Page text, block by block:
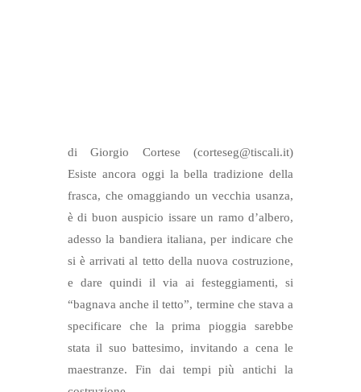
di Giorgio Cortese (corteseg@tiscali.it)
Esiste ancora oggi la bella tradizione della
frasca, che omaggiando un vecchia usanza,
è di buon auspicio issare un ramo d’albero,
adesso la bandiera italiana, per indicare che
si è arrivati al tetto della nuova costruzione,
e dare quindi il via ai festeggiamenti, si
“bagnava anche il tetto”, termine che stava a
specificare che la prima pioggia sarebbe
stata il suo battesimo, invitando a cena le
maestranze. Fin dai tempi più antichi la